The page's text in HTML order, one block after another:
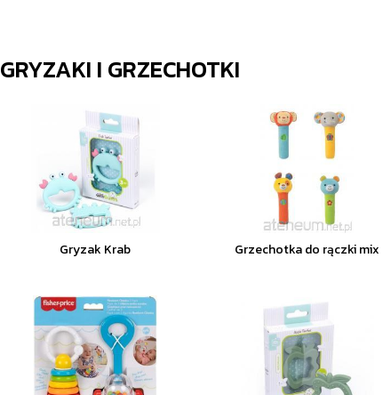
GRYZAKI I GRZECHOTKI
Gryzak Krab Grzechotka do rączki mix